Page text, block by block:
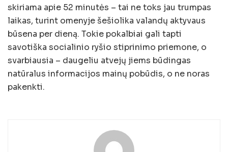
skiriama apie 52 minutės – tai ne toks jau trumpas
laikas, turint omenyje šešiolika valandų aktyvaus
būsena per dieną. Tokie pokalbiai gali tapti
savotiška socialinio ryšio stiprinimo priemone, o
svarbiausia – daugeliu atvejų jiems būdingas
natūralus informacijos mainų pobūdis, o ne noras
pakenkti.